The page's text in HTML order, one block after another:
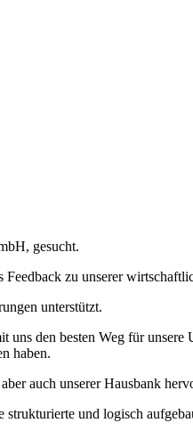
gesucht.
zu unserer
unterstützt.
den besten Weg für unsere
haben.
auch unserer Hausbank
und logisch